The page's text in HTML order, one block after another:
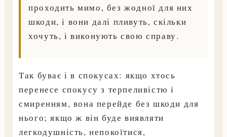
проходить мимо, без жодної для них
шкоди, і вони далі пливуть, скільки
хочуть, і виконують свою справу.
Так буває і в спокусах: якщо хтось
перенесе спокусу з терпеливістю і
смиренням, вона перейде без шкоди для
нього; якщо ж він буде виявляти
легкодушність, непокоїтися,